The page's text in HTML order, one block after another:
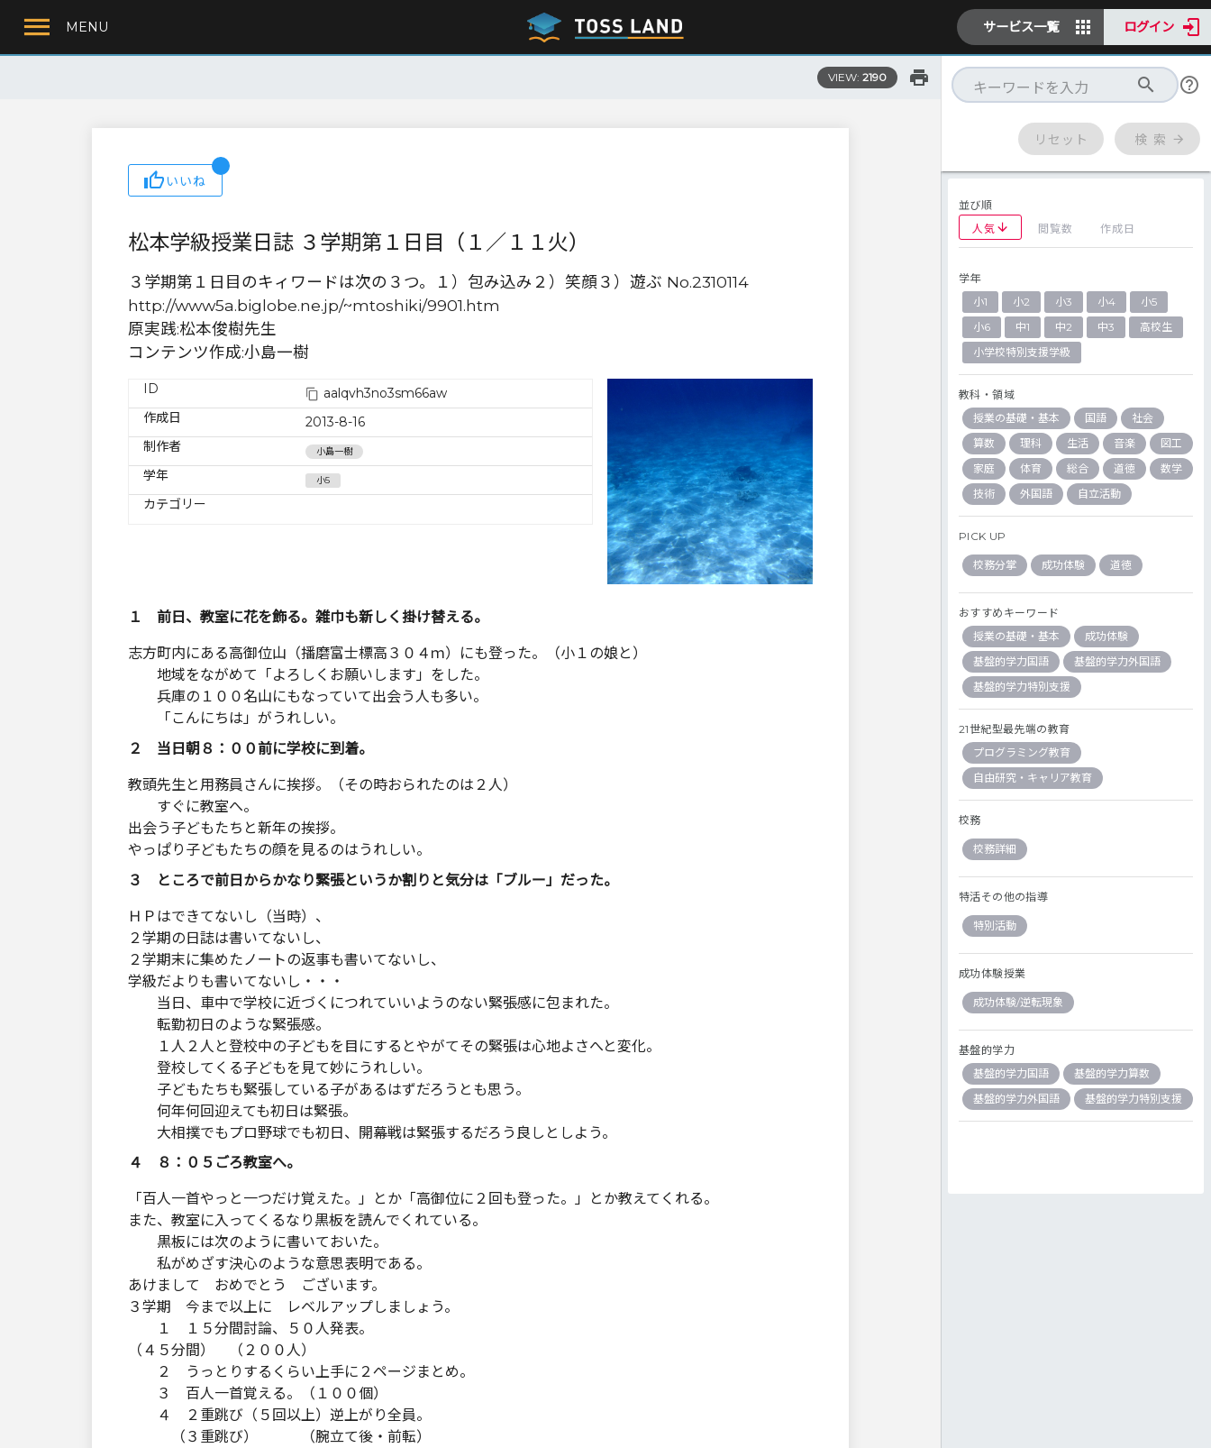
MENU サービス一覧 ログイン
VIEW: 2190
いいね
松本学級授業日誌 ３学期第１日目（１／１１火）
３学期第１日目のキィワードは次の３つ。１）包み込み２）笑顔３）遊ぶ No.2310114
http://www5a.biglobe.ne.jp/~mtoshiki/9901.htm
原実践:松本俊樹先生
コンテンツ作成:小島一樹
ID
aalqvh3no3sm66aw
作成日
2013-8-16
制作者
小島一樹
学年 小5
カテゴリー
１ 前日、教室に花を飾る。雑巾も新しく掛け替える。
志方町内にある高御位山（播磨富士標高３０４ｍ）にも登った。（小１の娘と）
地域をながめて「よろしくお願いします」をした。
兵庫の１００名山にもなっていて出会う人も多い。
「こんにちは」がうれしい。
２ 当日朝８：００前に学校に到着。
教頭先生と用務員さんに挨拶。（その時おられたのは２人）
すぐに教室へ。
出会う子どもたちと新年の挨拶。
やっぱり子どもたちの顔を見るのはうれしい。
３ ところで前日からかなり緊張というか割りと気分は「ブルー」だった。
ＨＰはできてないし（当時）、
２学期の日誌は書いてないし、
２学期末に集めたノートの返事も書いてないし、
学級だよりも書いてないし・・・
当日、車中で学校に近づくにつれていいようのない緊張感に包まれた。
転勤初日のような緊張感。
１人２人と登校中の子どもを目にするとやがてその緊張は心地よさへと変化。
登校してくる子どもを見て妙にうれしい。
子どもたちも緊張している子があるはずだろうとも思う。
何年何回迎えても初日は緊張。
大相撲でもプロ野球でも初日、開幕戦は緊張するだろう良しとしよう。
４ ８：０５ごろ教室へ。
「百人一首やっと一つだけ覚えた。」とか「高御位に２回も登った。」とか教えてくれる。
また、教室に入ってくるなり黒板を読んでくれている。
黒板には次のように書いておいた。
私がめざす決心のような意思表明である。
あけまして おめでとう ございます。
３学期 今まで以上に レベルアップしましょう。
１ １５分間討論、５０人発表。
（４５分間） （２００人）
２ うっとりするくらい上手に２ページまとめ。
３ 百人一首覚える。（１００個）
４ ２重跳び（５回以上）逆上がり全員。
（３重跳び） （腕立て後・前転）
リセット 検 索
並び順
人気
閲覧数 作成日
学年
小1
小2 小3 小4
小5
小6
中1 中2 中3
高校生
小学校特別支援学級
教科・領域
授業の基礎・基本
国語
社会
算数
理科 生活 音楽
図工
家庭
体育 総合 道徳
数学
技術
外国語 自立活動
PICK UP
校務分掌 成功体験 道徳
おすすめキーワード
授業の基礎・基本
成功体験
基盤的学力国語
基盤的学力外国語
基盤的学力特別支援
21世紀型最先端の教育
プログラミング教育
自由研究・キャリア教育
校務
校務詳細
特活その他の指導
特別活動
成功体験授業
成功体験/逆転現象
基盤的学力
基盤的学力国語
基盤的学力算数
基盤的学力外国語
基盤的学力特別支援